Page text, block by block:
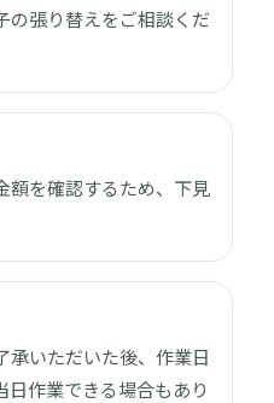
の張り替えをご相談くだ
額を確認するため、下見
承いただいた後、作業日
日作業できる場合もあり